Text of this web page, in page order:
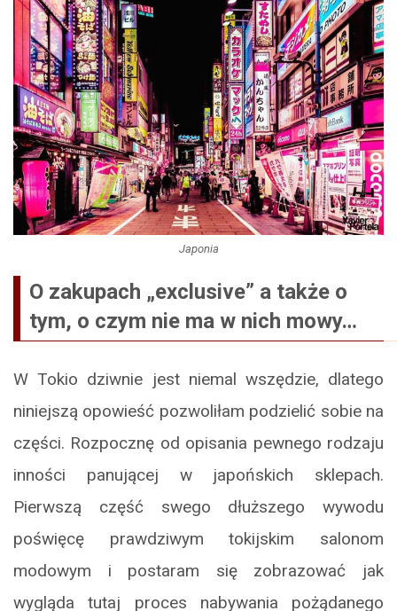
Japonia
O zakupach „exclusive” a także o
tym, o czym nie ma w nich mowy…
W Tokio dziwnie jest niemal wszędzie, dlatego
niniejszą opowieść pozwoliłam podzielić sobie na
części. Rozpocznę od opisania pewnego rodzaju
inności panującej w japońskich sklepach.
Pierwszą część swego dłuższego wywodu
poświęcę prawdziwym tokijskim salonom
modowym i postaram się zobrazować jak
wygląda tutaj proces nabywania pożądanego